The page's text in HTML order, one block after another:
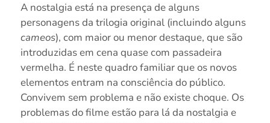
A nostalgia está na presença de alguns
personagens da trilogia original (incluindo alguns
cameos), com maior ou menor destaque, que são
introduzidas em cena quase com passadeira
vermelha. É neste quadro familiar que os novos
elementos entram na consciência do público.
Convivem sem problema e não existe choque. Os
problemas do filme estão para lá da nostalgia e